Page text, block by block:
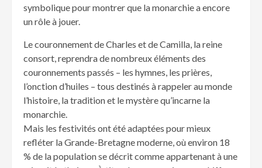
symbolique pour montrer que la monarchie a encore
un rôle à jouer.
Le couronnement de Charles et de Camilla, la reine
consort, reprendra de nombreux éléments des
couronnements passés – les hymnes, les prières,
l’onction d’huiles – tous destinés à rappeler au monde
l’histoire, la tradition et le mystère qu’incarne la
monarchie.
Mais les festivités ont été adaptées pour mieux
refléter la Grande-Bretagne moderne, où environ 18
% de la population se décrit comme appartenant à une